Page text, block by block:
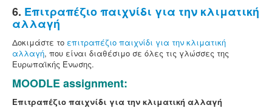
6. Επιτραπέζιο παιχνίδι για την κλιματική
αλλαγή
Δοκιμάστε το επιτραπέζιο παιχνίδι για την κλιματική
αλλαγή, που είναι διαθέσιμο σε όλες τις γλώσσες της
Ευρωπαϊκής Ένωσης.
MOODLE assignment:
Επιτραπέζιο παιχνίδι για την κλιματική αλλαγή